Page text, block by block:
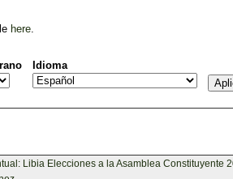
here.
Idioma
Libia Elecciones a la Asamblea Constituyente